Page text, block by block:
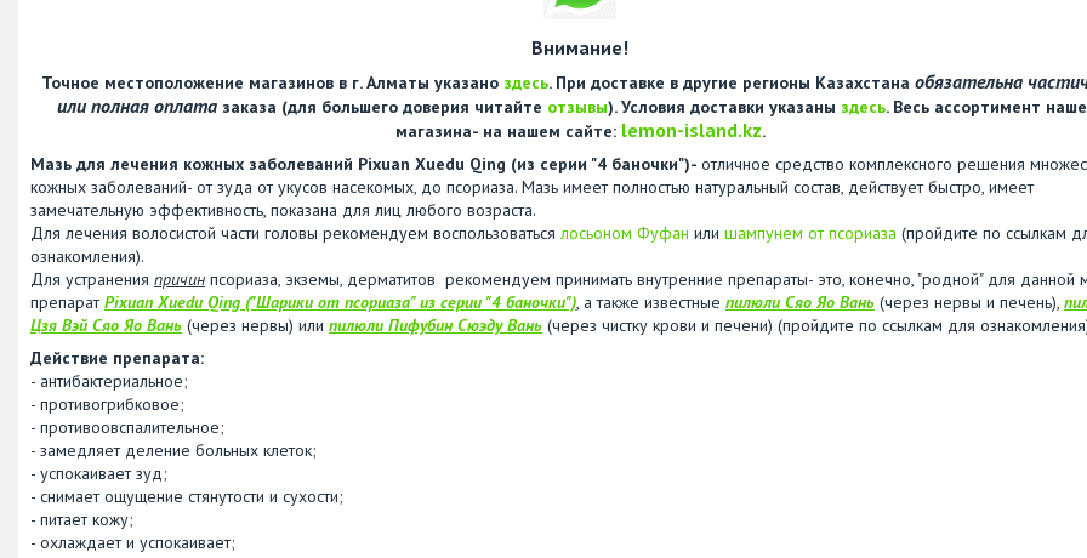
Внимание!
Точное местоположение магазинов в г. Алматы указано здесь. При доставке в другие регионы Казахстана обязательна
или полная оплатазаказа (для большего доверия читайте отзывы). Условия доставки указаны здесь. Весь ассортимент
магазина- на нашем сайте: lemon-island.kz.
Мазь для лечения кожных заболеваний Pixuan Xuedu Qing (из серии "4 баночки")- отличное средство комплексного решения
кожных заболеваний- от зуда от укусов насекомых, до псориаза. Мазь имеет полностью натуральный состав, действует быстро, имеет
замечательную эффективность, показана для лиц любого возраста.
Для лечения волосистой части головы рекомендуем воспользоваться лосьоном Фуфан или шампунем от псориаза (пройдите по ссылкам
ознакомления).
Для устранения причин псориаза, экземы, дерматитов рекомендуем принимать внутренние препараты- это, конечно, "родной" для данной
препаратPixuan Xuedu Qing ("Шарики от псориаза" из серии "4 баночки"), а также известные пилюли Сяо Яо Вань (через нервы и печень),
Цзя Вэй Сяо Яо Вань (через нервы) или пилюли Пифубин Сюэду Вань (через чистку крови и печени) (пройдите по ссылкам для
Действие препарата:
- антибактериальное;
- противогрибковое;
- противоовспалительное;
- замедляет деление больных клеток;
- успокаивает зуд;
- снимает ощущение стянутости и сухости;
- питает кожу;
- охлаждает и успокаивает;